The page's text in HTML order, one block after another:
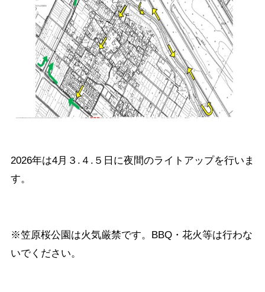
2026年は4月３.４.５日に夜間のライトアップを行いま
す。
※笠原桜公園は火気厳禁です。BBQ・花火等は行わな
いでください。